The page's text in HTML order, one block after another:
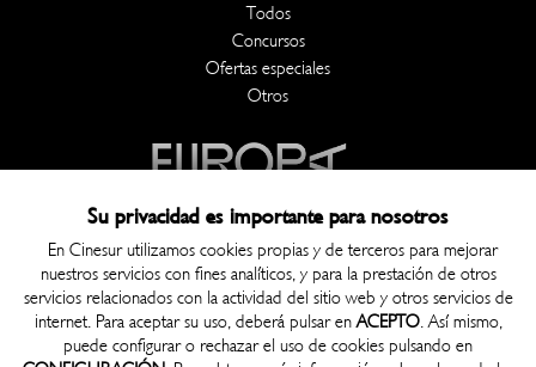
Todos
Concursos
Ofertas especiales
Otros
OTROS
Contacto
Política de Privacidad
Su privacidad es importante para nosotros
En Cinesur utilizamos cookies propias y de terceros para mejorar
nuestros servicios con fines analíticos, y para la prestación de otros
servicios relacionados con la actividad del sitio web y otros servicios de
internet. Para aceptar su uso, deberá pulsar enACEPTO. Así mismo,
puede configurar o rechazar el uso de cookies pulsando en